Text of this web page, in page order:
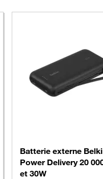
Batterie externe
Power Delivery 20
et 30W